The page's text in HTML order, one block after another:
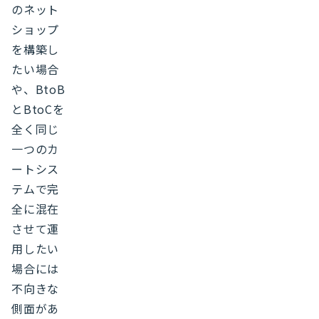
のネット
ショップ
を構築し
たい場合
や、BtoB
とBtoCを
全く同じ
一つのカ
ートシス
テムで完
全に混在
させて運
用したい
場合には
不向きな
側面があ